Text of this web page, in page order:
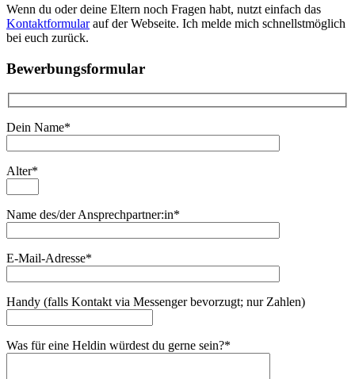
Wenn du oder deine Eltern noch Fragen habt, nutzt einfach das
Kontaktformularauf der Webseite. Ich melde mich schnellstmöglich
bei euch zurück.
Bewerbungsformular
Dein Name*
Alter*
Name des/der Ansprechpartner:in*
E-Mail-Adresse*
Handy (falls Kontakt via Messenger bevorzugt; nur Zahlen)
Was für eine Heldin würdest du gerne sein?*